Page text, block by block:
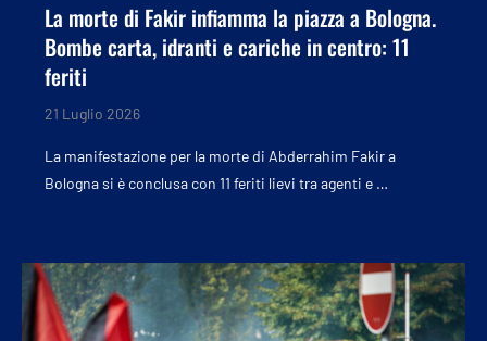
La morte di Fakir infiamma la piazza a Bologna.
Bombe carta, idranti e cariche in centro: 11
feriti
21 Luglio 2026
La manifestazione per la morte di Abderrahim Fakir a
Bologna si è conclusa con 11 feriti lievi tra agenti e …